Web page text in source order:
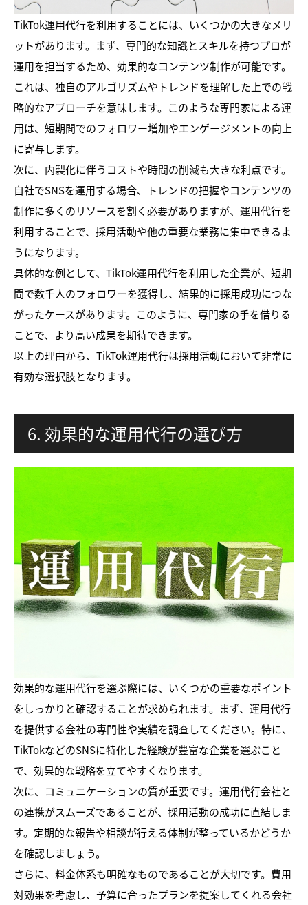
TikTok運用代行を利用することには、いくつかの大きなメリ
ットがあります。まず、専門的な知識とスキルを持つプロが
運用を担当するため、効果的なコンテンツ制作が可能です。
これは、独自のアルゴリズムやトレンドを理解した上での戦
略的なアプローチを意味します。このような専門家による運
用は、短期間でのフォロワー増加やエンゲージメントの向上
に寄与します。
次に、内製化に伴うコストや時間の削減も大きな利点です。
自社でSNSを運用する場合、トレンドの把握やコンテンツの
制作に多くのリソースを割く必要がありますが、運用代行を
利用することで、採用活動や他の重要な業務に集中できるよ
うになります。
具体的な例として、TikTok運用代行を利用した企業が、短期
間で数千人のフォロワーを獲得し、結果的に採用成功につな
がったケースがあります。このように、専門家の手を借りる
ことで、より高い成果を期待できます。
以上の理由から、TikTok運用代行は採用活動において非常に
有効な選択肢となります。
6. 効果的な運用代行の選び方
効果的な運用代行を選ぶ際には、いくつかの重要なポイント
をしっかりと確認することが求められます。まず、運用代行
を提供する会社の専門性や実績を調査してください。特に、
TikTokなどのSNSに特化した経験が豊富な企業を選ぶこと
で、効果的な戦略を立てやすくなります。
次に、コミュニケーションの質が重要です。運用代行会社と
の連携がスムーズであることが、採用活動の成功に直結しま
す。定期的な報告や相談が行える体制が整っているかどうか
を確認しましょう。
さらに、料金体系も明確なものであることが大切です。費用
対効果を考慮し、予算に合ったプランを提案してくれる会社